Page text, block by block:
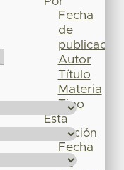
Fecha
de
publicación
Autor
Título
Materia
Tipo
Esta
colección
Fecha
de